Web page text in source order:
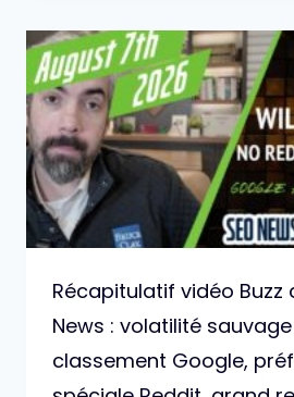
Récapitulatif vidéo Buzz
News : volatilité
classement Google,